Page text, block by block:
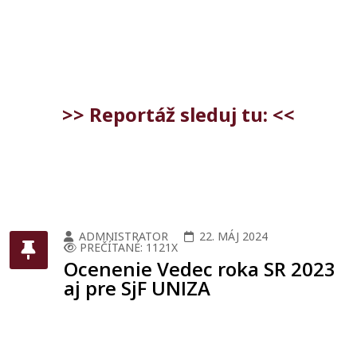
>> Reportáž sleduj tu: <<
ADMNISTRATOR 22. MÁJ 2024
PREČÍTANÉ: 1121X
Ocenenie Vedec roka SR 2023
aj pre SjF UNIZA